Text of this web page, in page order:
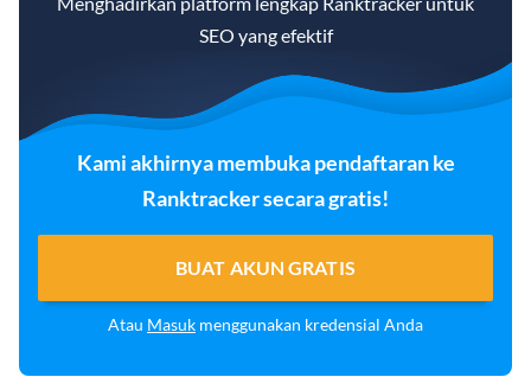
SEO yang efektif
Kami akhirnya membuka pendaftaran ke
Ranktracker secara gratis!
BUAT AKUN GRATIS
Atau Masuk menggunakan kredensial Anda